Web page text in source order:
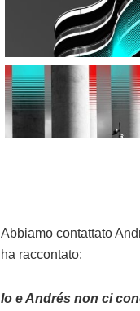
Abbiamo contattato
ha raccontato:
Io e Andrés non ci